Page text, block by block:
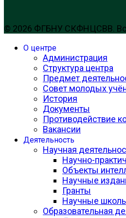
© 2026 ФГБНУ СКФНЦСВВ.
О центре
Администрация
Структура центра
Предмет
Совет молодых
История
Документы
Противодействие
Вакансии
Деятельность
Научная
Научно-
Объекты
Научные
Гранты
Научные
Образовательная